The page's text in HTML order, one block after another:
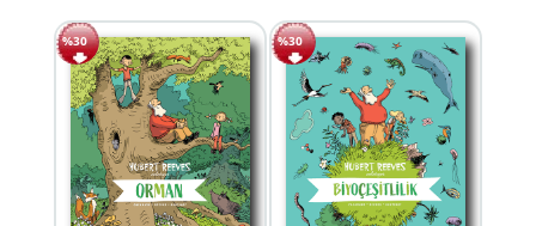
%30 %30